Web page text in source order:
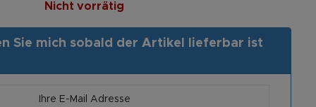
Nicht vorrätig
Sie mich sobald der Artikel lieferbar ist